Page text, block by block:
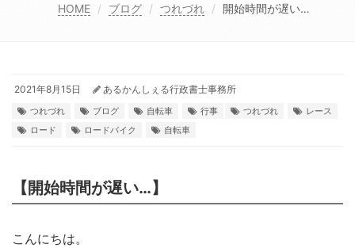
HOME ブログ つれづれ 開始時間が遅い…
2021年8月15日 あるかんしぇる行政書士事務所
つれづれ ブログ 自転車 行事 つれづれ
レース
ロード
ロードバイク 自転車
【開始時間が遅い…】
こんにちは。